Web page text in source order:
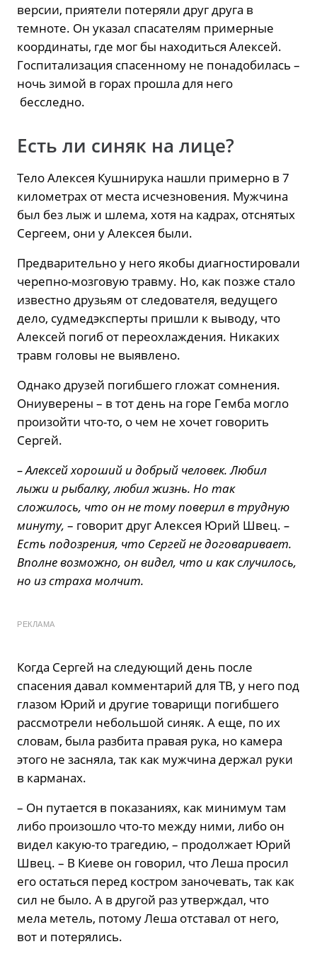
версии, приятели потеряли друг друга в
темноте. Он указал спасателям примерные
координаты, где мог бы находиться Алексей.
Госпитализация спасенному не понадобилась –
ночь зимой в горах прошла для него
бесследно.
Есть ли синяк на лице?
Тело Алексея Кушнирука нашли примерно в 7
километрах от места исчезновения. Мужчина
был без лыж и шлема, хотя на кадрах, отснятых
Сергеем, они у Алексея были.
Предварительно у него якобы диагностировали
черепно-мозговую травму. Но, как позже стало
известно друзьям от следователя, ведущего
дело, судмедэксперты пришли к выводу, что
Алексей погиб от переохлаждения. Никаких
травм головы не выявлено.
Однако друзей погибшего гложат сомнения.
Ониуверены – в тот день на горе Гемба могло
произойти что-то, о чем не хочет говорить
Сергей.
– Алексей хороший и добрый человек. Любил
лыжи и рыбалку, любил жизнь. Но так
сложилось, что он не тому поверил в трудную
минуту, – говорит друг Алексея Юрий Швец. –
Есть подозрения, что Сергей не договаривает.
Вполне возможно, он видел, что и как случилось,
но из страха молчит.
РЕКЛАМА
Когда Сергей на следующий день после
спасения давал комментарий для ТВ, у него под
глазом Юрий и другие товарищи погибшего
рассмотрели небольшой синяк. А еще, по их
словам, была разбита правая рука, но камера
этого не засняла, так как мужчина держал руки
в карманах.
– Он путается в показаниях, как минимум там
либо произошло что-то между ними, либо он
видел какую-то трагедию, – продолжает Юрий
Швец. – В Киеве он говорил, что Леша просил
его остаться перед костром заночевать, так как
сил не было. А в другой раз утверждал, что
мела метель, потому Леша отставал от него,
вот и потерялись.